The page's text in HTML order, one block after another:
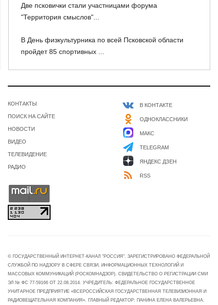
Две псковички стали участницами форума
"Территория смыслов"...
В День физкультурника по всей Псковской области
пройдет 85 спортивных ...
КОНТАКТЫ
ПОИСК НА САЙТЕ
НОВОСТИ
ВИДЕО
ТЕЛЕВИДЕНИЕ
РАДИО
В КОНТАКТЕ
ОДНОКЛАССНИКИ
МАКС
TELEGRAM
ЯНДЕКС ДЗЕН
RSS
© ГОСУДАРСТВЕННЫЙ ИНТЕРНЕТ-КАНАЛ "РОССИЯ". ЗАРЕГИСТРИРОВАНО ФЕДЕРАЛЬНОЙ
СЛУЖБОЙ ПО НАДЗОРУ В СФЕРЕ СВЯЗИ, ИНФОРМАЦИОННЫХ ТЕХНОЛОГИЙ И
МАССОВЫХ КОММУНИКАЦИЙ (РОСКОМНАДЗОР). СВИДЕТЕЛЬСТВО О РЕГИСТРАЦИИ СМИ
ЭЛ № ФС 77-59166 ОТ 22.08.2014. УЧРЕДИТЕЛЬ: ФЕДЕРАЛЬНОЕ ГОСУДАРСТВЕННОЕ
УНИТАРНОЕ ПРЕДПРИЯТИЕ «ВСЕРОССИЙСКАЯ ГОСУДАРСТВЕННАЯ ТЕЛЕВИЗИОННАЯ И
РАДИОВЕЩАТЕЛЬНАЯ КОМПАНИЯ». ГЛАВНЫЙ РЕДАКТОР: ПАНИНА ЕЛЕНА ВАЛЕРЬЕВНА.